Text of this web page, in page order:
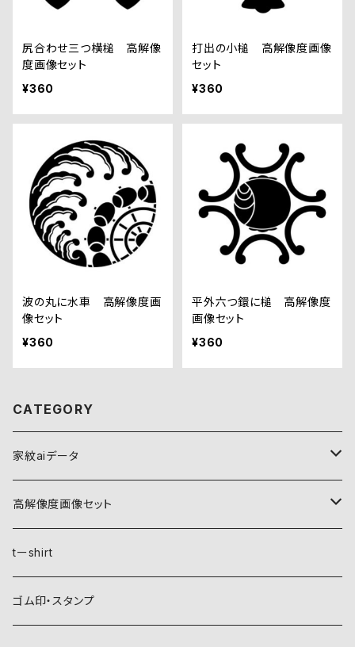
尻合わせ三つ横槌 高解像
度画像セット
¥360
打出の小槌 高解像度画像
セット
¥360
波の丸に水車 高解像度画
像セット
¥360
平外六つ鐶に槌 高解像度
画像セット
¥360
CATEGORY
家紋aiデータ
自然紋
稲妻
霞
植物紋
葵
動物紋
高解像度画像セット
自然紋
稲妻
植物紋
tーshirt
ゴム印・スタンプ